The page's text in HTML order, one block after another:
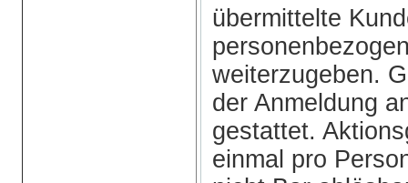
übermittelte
weiterzugeben.
der Anmeldung
gestattet.
einmal pro